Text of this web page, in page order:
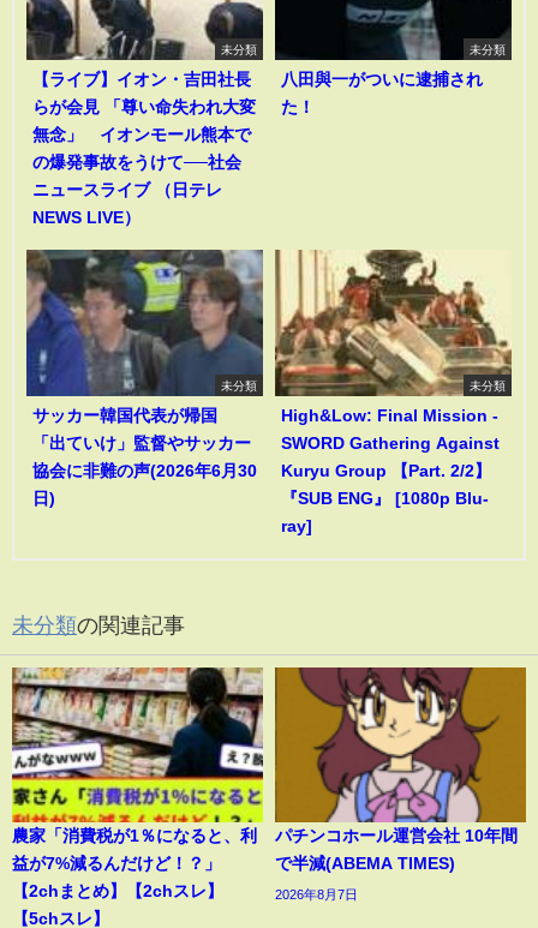
未分類
【ライブ】イオン・吉田社長
らが会見 「尊い命失われ大変
無念」 イオンモール熊本で
の爆発事故をうけて──社会
ニュースライブ （日テレ
NEWS LIVE）
未分類
八田與一がついに逮捕され
た！
未分類
サッカー韓国代表が帰国
「出ていけ」監督やサッカー
協会に非難の声(2026年6月30
日)
未分類
High&Low: Final Mission -
SWORD Gathering Against
Kuryu Group 【Part. 2/2】
『SUB ENG』 [1080p Blu-
ray]
未分類の関連記事
農家「消費税が1％になると、利
益が7%減るんだけど！？」
【2chまとめ】【2chスレ】
【5chスレ】
パチンコホール運営会社 10年間
で半減(ABEMA TIMES)
2026年8月7日